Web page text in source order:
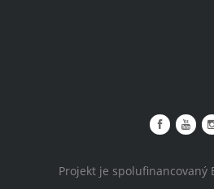
Projekt je spolufinancovaný